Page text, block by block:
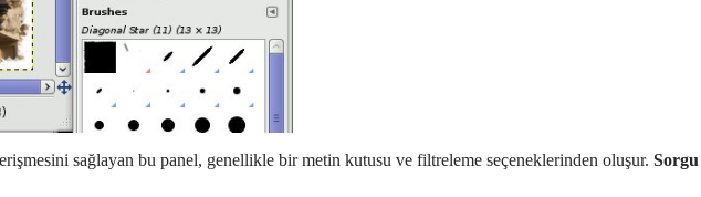
sağlayan bu panel, genellikle bir metin kutusu ve filtreleme seçeneklerinden oluşur. Sorgu